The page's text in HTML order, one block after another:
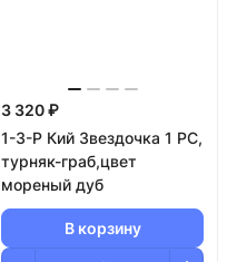
3 320 ₽
1-3-Р Кий Звездочка 1 РС,
турняк-граб,цвет
мореный дуб
В корзину